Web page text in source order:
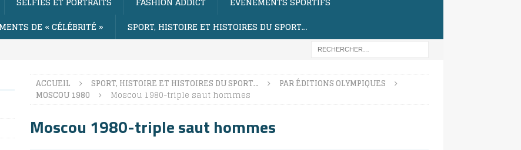
DE « CÉLÉBRITÉ »
SPORT, HISTOIRE ET HISTOIRES DU SPORT…
ACCUEIL SPORT, HISTOIRE ET HISTOIRES DU SPORT…
PAR ÉDITIONS OLYMPIQUES
MOSCOU 1980
Moscou 1980-triple saut hommes
Moscou 1980-triple saut hommes